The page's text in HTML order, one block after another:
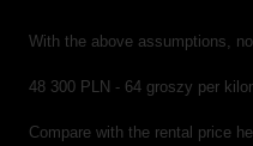
With the above assumptions,
48 300 PLN - 64 groszy per
Compare with the rental price